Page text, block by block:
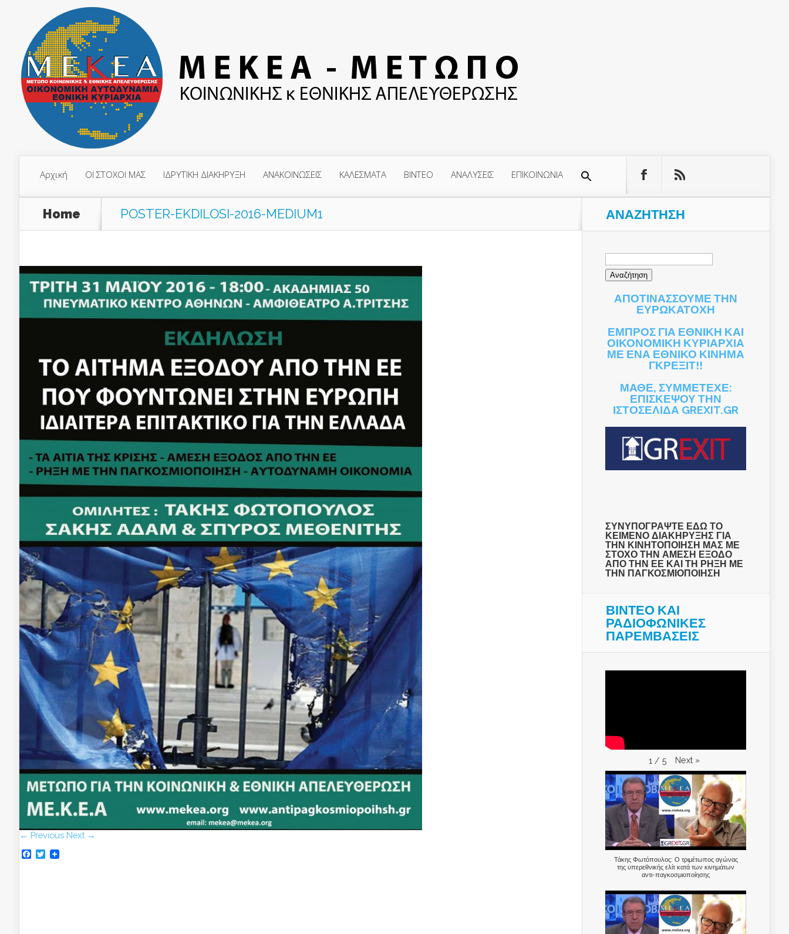
Αρχική ΟΙ ΣΤΟΧΟΙ ΜΑΣ ΙΔΡΥΤΙΚΗ ΔΙΑΚΗΡΥΞΗ ΑΝΑΚΟΙΝΩΣΕΙΣ ΚΑΛΕΣΜΑΤΑ ΒΙΝΤΕΟ ΑΝΑΛΥΣΕΙΣ ΕΠΙΚΟΙΝΩΝΙΑ
Home POSTER-EKDILOSI-2016-MEDIUM1
← Previous Next →
Facebook
Twitter
ΑΝΑΖΉΤΗΣΗ
Αναζήτηση
ΑΠΟΤΙΝΑΣΣΟΥΜΕ ΤΗΝ
ΕΥΡΩΚΑΤΟΧΗ
ΕΜΠΡΟΣ ΓΙΑ ΕΘΝΙΚΗ ΚΑΙ
ΟΙΚΟΝΟΜΙΚΗ ΚΥΡΙΑΡΧΙΑ
ΜΕ ΕΝΑ ΕΘΝΙΚΟ ΚΙΝΗΜΑ
ΓΚΡΕΞΙΤ!!
ΜΑΘΕ, ΣΥΜΜΕΤΕΧΕ:
ΕΠΙΣΚΕΨΟΥ ΤΗΝ
ΙΣΤΟΣΕΛΙΔΑ GREXIT.GR
ΣΥΝΥΠΟΓΡΑΨΤΕ ΕΔΩ ΤΟ
ΚΕΙΜΕΝΟ ΔΙΑΚΗΡΥΞΗΣ ΓΙΑ
ΤΗΝ ΚΙΝΗΤΟΠΟΙΗΣΗ ΜΑΣ ΜΕ
ΣΤΟΧΟ ΤΗΝ ΑΜΕΣΗ ΕΞΟΔΟ
ΑΠΟ ΤΗΝ ΕΕ ΚΑΙ ΤΗ ΡΗΞΗ ΜΕ
ΤΗΝ ΠΑΓΚΟΣΜΙΟΠΟΙΗΣΗ
ΒΙΝΤΕΟ ΚΑΙ
ΡΑΔΙΟΦΩΝΙΚΕΣ
ΠΑΡΕΜΒΑΣΕΙΣ
1 / 5 Next »
Τάκης Φωτόπουλος: Ο τριμέτωπος αγώνας
της υπερεθνικής ελίτ κατά των κινημάτων
αντι-παγκοσμιοποίησης